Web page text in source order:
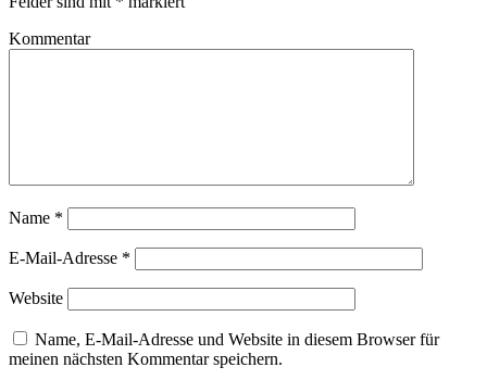
Kommentar
Name *
E-Mail-Adresse *
Website
Name, E-Mail-Adresse und Website in diesem Browser für
meinen nächsten Kommentar speichern.